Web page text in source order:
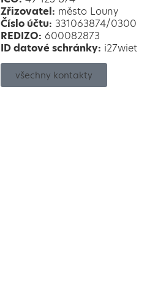
Zřizovatel: město Louny
Číslo účtu: 331063874/0300
REDIZO: 600082873
ID datové schránky: i27wiet
všechny kontakty